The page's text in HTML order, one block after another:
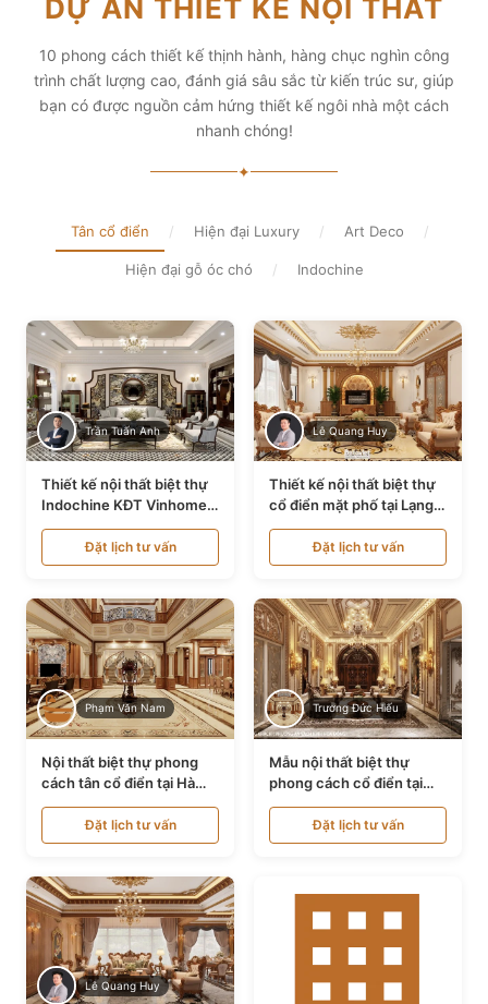
diện tích và thẩm mỹ
Xem chi tiết
DỰ ÁN THIẾT KẾ NỘI THẤT
10 phong cách thiết kế thịnh hành, hàng chục nghìn công
trình chất lượng cao, đánh giá sâu sắc từ kiến trúc sư, giúp
bạn có được nguồn cảm hứng thiết kế ngôi nhà một cách
nhanh chóng!
✦
Tân cổ điển / Hiện đại Luxury / Art Deco /
Hiện đại gỗ óc chó / Indochine
Trần Tuấn Anh
Thiết kế nội thất biệt thự
Indochine KĐT Vinhomes
Ocean Park NT24600
Đặt lịch tư vấn
Lê Quang Huy
Thiết kế nội thất biệt thự
cổ điển mặt phố tại Lạng
Sơn NT24534
Đặt lịch tư vấn
Phạm Văn Nam
Nội thất biệt thự phong
cách tân cổ điển tại Hà
Nội NT24405
Đặt lịch tư vấn
Trương Đức Hiếu
Mẫu nội thất biệt thự
phong cách cổ điển tại
Bình Dương NT24532
Đặt lịch tư vấn
Lê Quang Huy